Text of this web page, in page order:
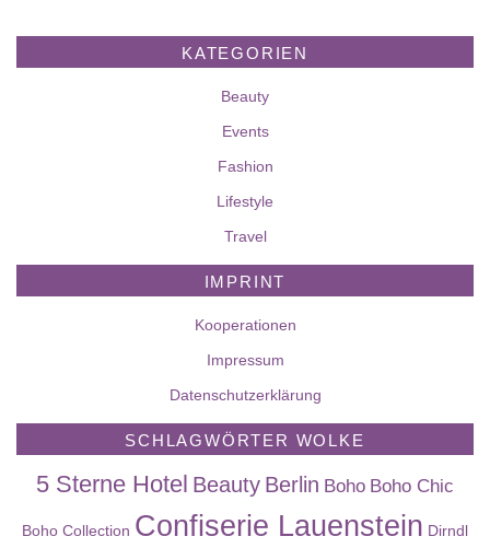
KATEGORIEN
Beauty
Events
Fashion
Lifestyle
Travel
IMPRINT
Kooperationen
Impressum
Datenschutzerklärung
SCHLAGWÖRTER WOLKE
5 Sterne Hotel Beauty Berlin Boho Boho Chic
Boho Collection Confiserie Lauenstein Dirndl